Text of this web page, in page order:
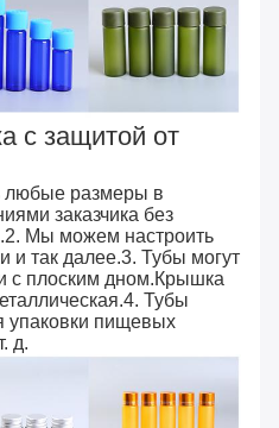
с защитой от
любые размеры в
заказчика без
Мы можем настроить
и так далее.3. Тубы могут
с плоским дном.Крышка
Тубы
упаковки пищевых
д.